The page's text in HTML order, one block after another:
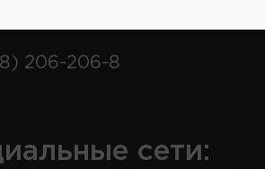
206-206-8
сети: